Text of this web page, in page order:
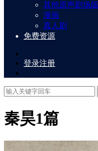
其他原声剧场版
漫画
真人剧
免费资源
登录注册
秦昊1篇